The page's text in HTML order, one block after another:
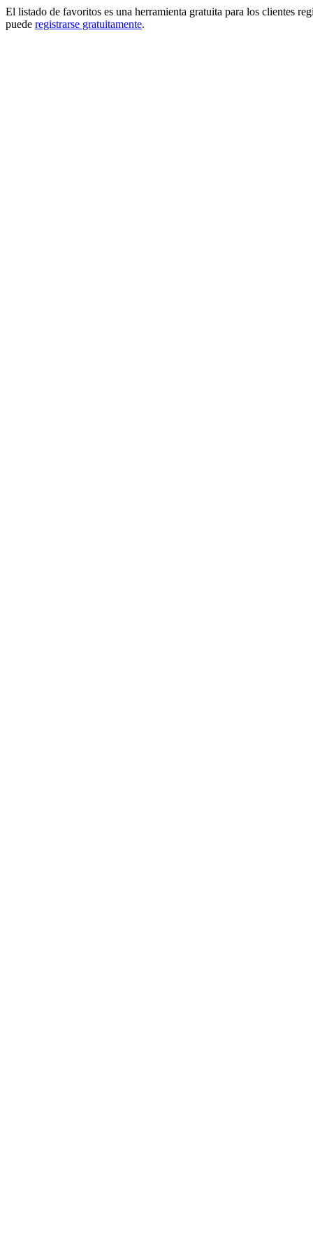
El listado de favoritos es una herramienta gratuita para los clientes
puede registrarse gratuitamente.